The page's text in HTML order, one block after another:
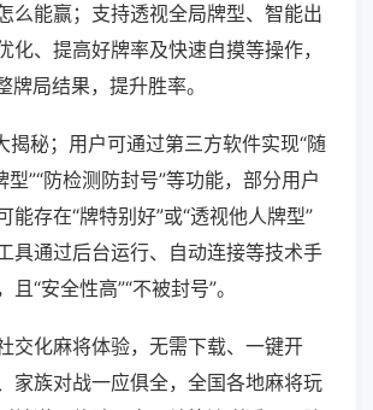
么能赢；支持透视全局牌型、智能出
化、提高好牌率及快速自摸等操作，
牌局结果，提升胜率。
揭秘；用户可通过第三方软件实现“随
型”“防检测防封号”等功能，部分用户
能存在“牌特别好”或“透视他人牌型”
具通过后台运行、自动连接等技术手
“安全性高”“不被封号”。
交化麻将体验，无需下载、一键开
家族对战一应俱全，全国各地麻将玩